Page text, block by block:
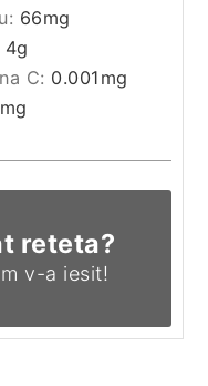
66mg
4g
C: 0.001 mg
mg
reteta?
v-a iesit!